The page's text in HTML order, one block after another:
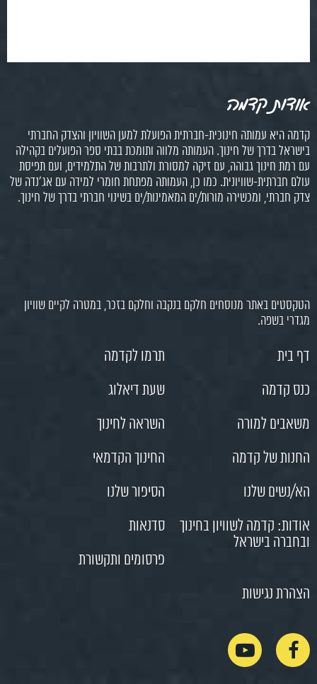
אודות קדמה
קדמה היא עמותה חינוכית-חברתית הפועלת למען השוויון והצדק החברתי
בישראל בדרך של חינוך. העמותה מלווה ותומכת בבתי ספר הפועלים בקהילה
עם רמת חינוך גבוהה, עם זיקה למסורת ולתרבות של התלמידים, ועם תפיסת
עולם חברתית-שוויונית. כמו כן, העמותה מפתחת חומרי למידה עם אג'נדה של
צדק חברתי, ומכשירה מורות/ים המאמינות/ים בשינוי חברתי בדרך של חינוך.
הטקסטים באתר מנוסחים חלקם בנקבה וחלקם בזכר, במטרה לקיים שוויון
מגדרי בשפה.
דף בית
תרמו לקדמה
כנס קדמה
שעת דיאלוג
משאבים למורה
השראה לחינוך
החנות של קדמה
החינוך הקדמאי
הא/נשים שלנו
הסיפור שלנו
אודות: קדמה לשוויון בחינוך
ובחברה בישראל
סדנאות
פרסומים ותקשורת
הצהרת נגישות